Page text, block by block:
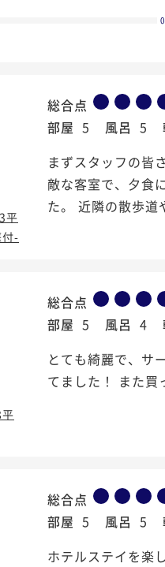
/5
0
平
-
総合点
部屋 5 風呂 5
まずスタッフの皆
敵な客室で、夕食
た。 近隣の散歩道
総合点
部屋 5 風呂 4
とても綺麗で、サ
てました！ また買
総合点
部屋 5 風呂 5
ホテルステイを楽